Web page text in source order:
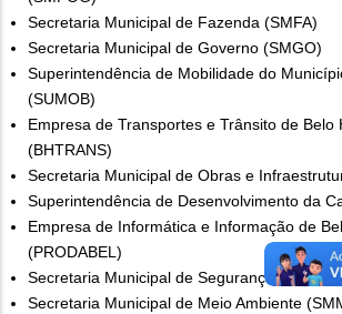
Secretaria Municipal de Fazenda (SMFA)
Secretaria Municipal de Governo (SMGO)
Superintendência de Mobilidade do
(SUMOB)
Empresa de Transportes e Trânsito de Belo
(BHTRANS)
Secretaria Municipal de Obras e
Superintendência de Desenvolvimento da
Empresa de Informática e Informação de
(PRODABEL)
Secretaria Municipal de Segurança e
Secretaria Municipal de Meio Ambiente